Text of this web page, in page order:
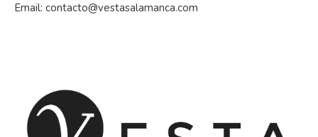
Email: contacto@vestasalamanca.com